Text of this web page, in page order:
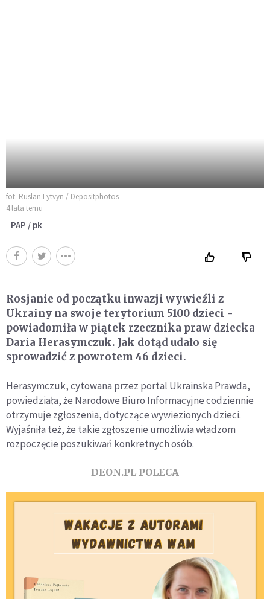
fot. Ruslan Lytvyn / Depositphotos
4 lata temu
PAP / pk
Rosjanie od początku inwazji wywieźli z
Ukrainy na swoje terytorium 5100 dzieci -
powiadomiła w piątek rzecznika praw dziecka
Daria Herasymczuk. Jak dotąd udało się
sprowadzić z powrotem 46 dzieci.
Herasymczuk, cytowana przez portal Ukrainska Prawda,
powiedziała, że Narodowe Biuro Informacyjne codziennie
otrzymuje zgłoszenia, dotyczące wywiezionych dzieci.
Wyjaśniła też, że takie zgłoszenie umożliwia władzom
rozpoczęcie poszukiwań konkretnych osób.
DEON.PL POLECA